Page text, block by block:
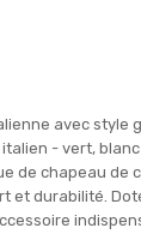
avec style
- vert,
de chapeau
et durabilité.